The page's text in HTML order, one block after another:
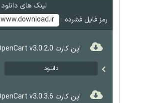
لینک های دانلود
رمز فایل فشرده :
www.download.ir
اپن کارت OpenCart v3.0.2.0 نسخه فارسی
دانلود
اپن کارت OpenCart v3.0.3.6 نسخه انگلیسی